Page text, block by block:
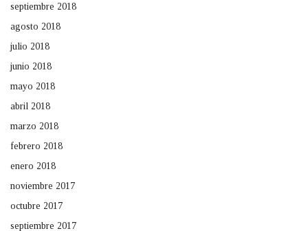
septiembre 2018
agosto 2018
julio 2018
junio 2018
mayo 2018
abril 2018
marzo 2018
febrero 2018
enero 2018
noviembre 2017
octubre 2017
septiembre 2017